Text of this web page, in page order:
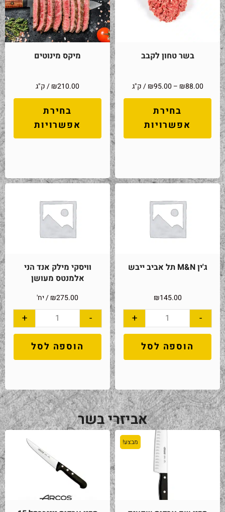
בשר טחון לקבב
₪88.00
–
₪95.00 / ק"ג
בחירת
אפשרויות
מיקס מינוטים
₪210.00 / ק"ג
בחירת
אפשרויות
ג'ין M&N תל אביב ייבש
₪145.00
-
+
הוספה לסל
וויסקי מילק אנד הני
אלמנטס מעושן
₪275.00 / יח'
-
+
הוספה לסל
אביזרי בשר
מבצע!